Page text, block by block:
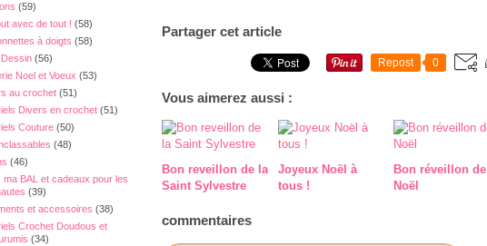
(59)
avec de tout ! (58)
à doigts (58)
(56)
Noel et Voeux (53)
au crochet (51)
Divers en crochet (51)
Couture (50)
(48)
(46)
ma BAL et cadeaux pour les
(39)
et accessoires (38)
Crochet Doudous et
(34)
Partager cet article
Repost 0
Vous aimerez aussi :
Bon reveillon de la
Saint Sylvestre
Joyeux Noël à
tous !
Bon réveillon de
Noël
commentaires